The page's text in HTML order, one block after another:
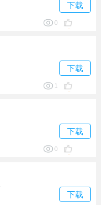
下载
0
下载
1
下载
0
下载